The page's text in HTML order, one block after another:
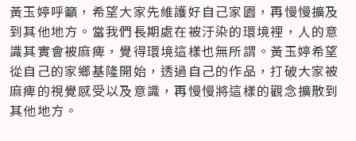
黃玉婷呼籲，希望大家先維護好自己家園，再慢慢擴及
到其他地方。當我們長期處在被汙染的環境裡，人的意
識其實會被麻痺，覺得環境這樣也無所謂。黃玉婷希望
從自己的家鄉基隆開始，透過自己的作品，打破大家被
麻痺的視覺感受以及意識，再慢慢將這樣的觀念擴散到
其他地方。